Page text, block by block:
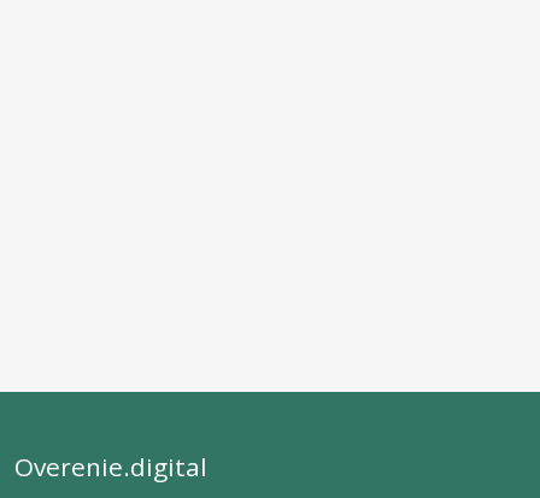
Overenie.digital